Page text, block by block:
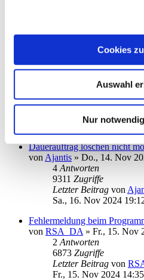
Cookies
Auswahl
Nur
Di., 19.
Di., 19. Nov 2024
Telefon-Support kann online
Ronald Kutter»Di., 19.
6698Zugriffe
Letzter Beitragvoninfo
Di., 19. Nov 2024 11:40
Dauerauftrag löschen nicht
von Ajantis » Do., 14. Nov
4 Antworten
9311 Zugriffe
Letzter Beitrag von
Sa., 16. Nov 2024
Fehlermeldung beim
von RSA_DA » Fr., 15. Nov
2 Antworten
6873 Zugriffe
Letzter Beitrag von
Fr., 15. Nov 2024 14:35